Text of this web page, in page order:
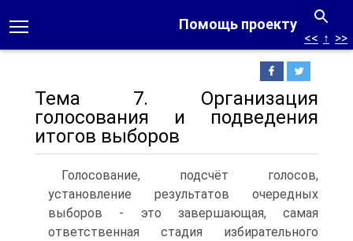
Помощь проекту
<< ↑ >>
Тема 7. Организация
голосования и подведения
итогов выборов
Голосование, подсчёт голосов,
установление результатов очередных
выборов - это завершающая, самая
ответственная стадия избирательного